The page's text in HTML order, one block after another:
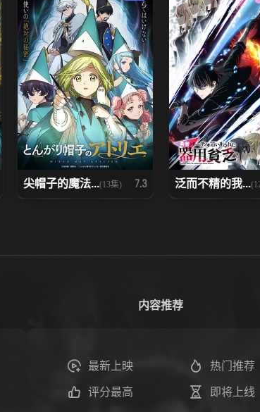
尖帽子的魔法...(13集) 7.3 泛而不精的我...
内容推荐
最新上映 热门推荐
评分最高 即将上线